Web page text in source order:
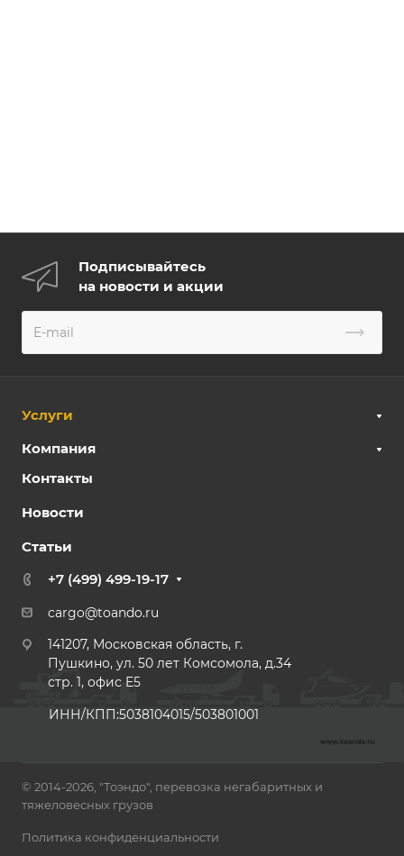
Подписывайтесь
на новости и акции
Услуги
Компания
Контакты
Новости
Статьи
+7 (499) 499-19-17
cargo@toando.ru
141207, Московская область, г.
Пушкино, ул. 50 лет Комсомола, д.34
стр. 1, офис E5
ИНН/КПП:5038104015/503801001
© 2014-2026, "Тоэндо", перевозка негабаритных и
тяжеловесных грузов
Политика конфиденциальности